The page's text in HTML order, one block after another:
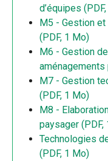
d’équipes
M5 - Gestion
(PDF, 1 Mo)
M6 - Gestion
aménagements
M7 - Gestion
(PDF, 1 Mo)
M8 -
paysager (PDF,
Technologies
(PDF, 1 Mo)